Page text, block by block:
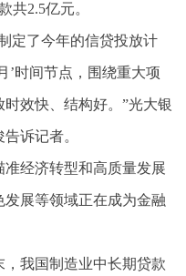
共2.5亿元。
了今年的信贷投放计
’时间节点，围绕重大项
效快、结构好。”光大银
诉记者。
经济转型和高质量发展
展等领域正在成为金融
我国制造业中长期贷款